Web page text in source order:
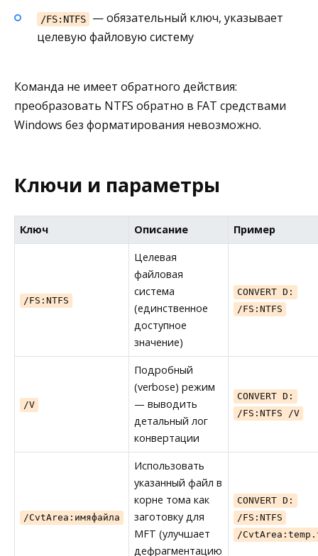
/FS:NTFS — обязательный ключ, указывает
целевую файловую систему
Команда не имеет обратного действия:
преобразовать NTFS обратно в FAT средствами
Windows без форматирования невозможно.
Ключи и параметры
Ключ Описание Пример
/FS:NTFS
Целевая
файловая
система
(единственное
доступное
значение)
CONVERT D:
/FS:NTFS
/V
Подробный
(verbose) режим
— выводить
детальный лог
конвертации
CONVERT D:
/FS:NTFS /V
/CvtArea:имяфайла
Использовать
указанный файл в
корне тома как
заготовку для
MFT (улучшает
дефрагментацию
CONVERT D:
/FS:NTFS
/